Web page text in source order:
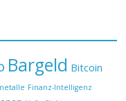
Bargeld Bitcoin
Finanz-Intelligenz